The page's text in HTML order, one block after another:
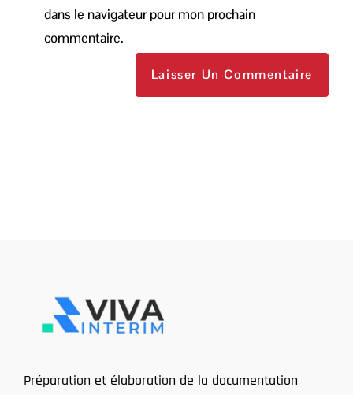
dans le navigateur pour mon prochain
commentaire.
Préparation et élaboration de la documentation